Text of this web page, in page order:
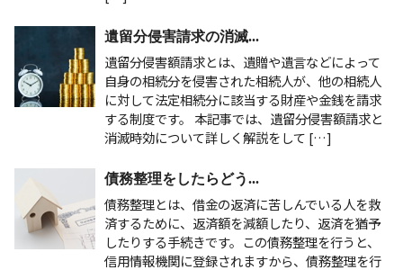
遺留分侵害請求の消滅...
遺留分侵害額請求とは、遺贈や遺言などによって
自身の相続分を侵害された相続人が、他の相続人
に対して法定相続分に該当する財産や金銭を請求
する制度です。 本記事では、遺留分侵害額請求と
消滅時効について詳しく解説をして […]
債務整理をしたらどう...
債務整理とは、借金の返済に苦しんでいる人を救
済するために、返済額を減額したり、返済を猶予
したりする手続きです。この債務整理を行うと、
信用情報機関に登録されますから、債務整理を行